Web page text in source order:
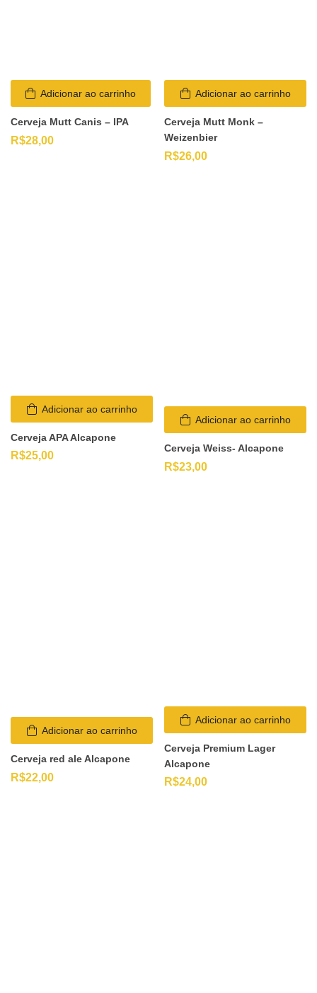
Adicionar ao carrinho
Cerveja Mutt Canis – IPA
R$28,00
Adicionar ao carrinho
Cerveja Mutt Monk –
Weizenbier
R$26,00
Adicionar ao carrinho
Cerveja APA Alcapone
R$25,00
Adicionar ao carrinho
Cerveja Weiss- Alcapone
R$23,00
Adicionar ao carrinho
Cerveja red ale Alcapone
R$22,00
Adicionar ao carrinho
Cerveja Premium Lager
Alcapone
R$24,00